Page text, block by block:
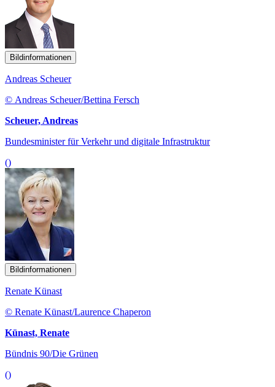
Bildinformationen
Andreas Scheuer
© Andreas Scheuer/Bettina Fersch
Scheuer, Andreas
Bundesminister für Verkehr und digitale Infrastruktur
()
Bildinformationen
Renate Künast
© Renate Künast/Laurence Chaperon
Künast, Renate
Bündnis 90/Die Grünen
()